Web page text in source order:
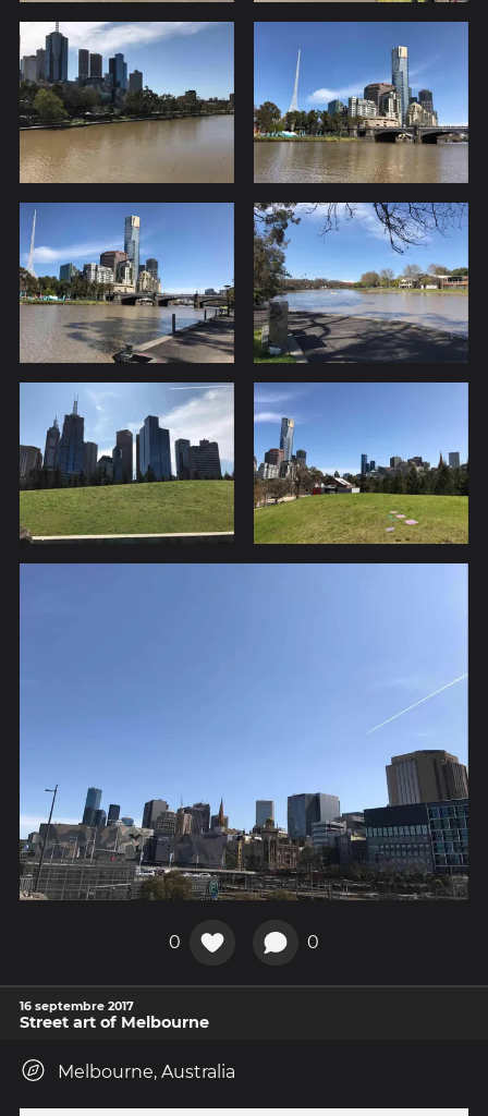
0 0
16 septembre 2017
Street art of Melbourne
Melbourne, Australia